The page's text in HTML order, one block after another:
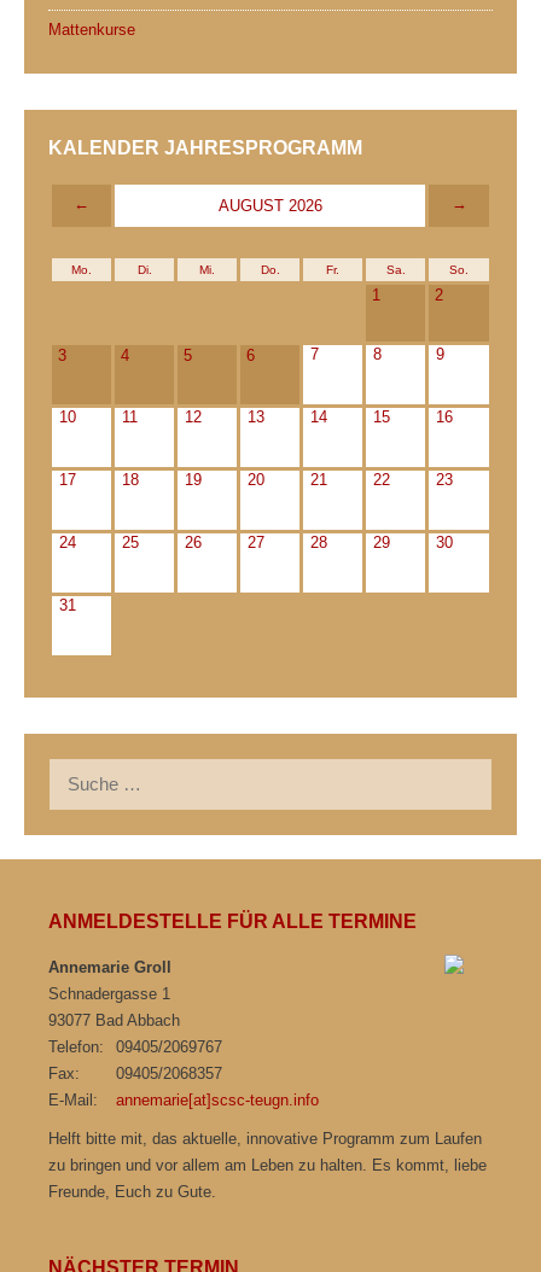
Mattenkurse
KALENDER JAHRESPROGRAMM
← AUGUST 2026 →
Mo. Di. Mi. Do. Fr. Sa. So.
1 2
3 4 5 6 7 8 9
10 11 12 13 14 15 16
17 18 19 20 21 22 23
24 25 26 27 28 29 30
31
nach:
ANMELDESTELLE FÜR ALLE TERMINE
Annemarie Groll
Schnadergasse 1
93077 Bad Abbach
Telefon:
09405/2069767
Fax:
09405/2068357
E-Mail:
annemarie[at]scsc-teugn.info
Helft bitte mit, das aktuelle, innovative Programm zum Laufen
zu bringen und vor allem am Leben zu halten. Es kommt, liebe
Freunde, Euch zu Gute.
NÄCHSTER TERMIN